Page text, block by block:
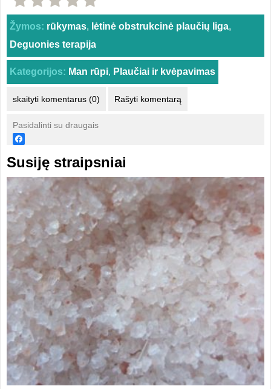
Žymos: rūkymas, lėtinė obstrukcinė plaučių liga,
Deguonies terapija
Kategorijos: Man rūpi, Plaučiai ir kvėpavimas
skaityti komentarus (0) Rašyti komentarą
Pasidalinti su draugais
Susiję straipsniai